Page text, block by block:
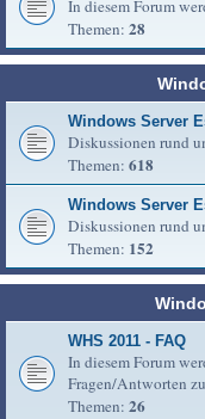
In diesem Forum
Themen: 28
Windows Server
Diskussionen rund
Themen: 618
Windows Server
Diskussionen rund
Themen: 152
WHS 2011 - FAQ
In diesem Forum
Fragen/Antworten
Themen: 26